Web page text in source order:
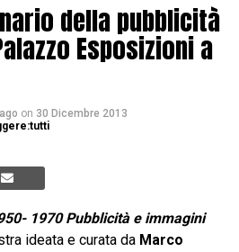
della pubblicità
Esposizioni a
on 30 Dicembre 2013
1970 Pubblicità e immagini
ideata e curata da Marco